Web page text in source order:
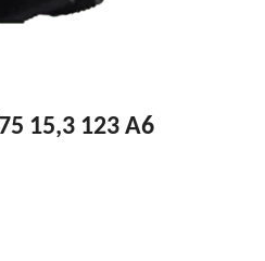
15,3 123 A6